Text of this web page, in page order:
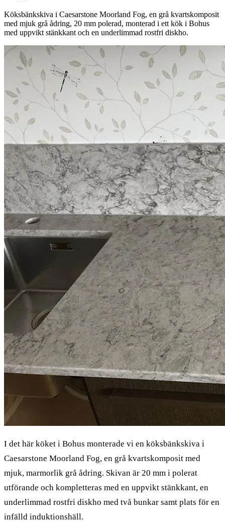
Köksbänkskiva i Caesarstone Moorland Fog, en grå kvartskomposit
med mjuk grå ådring, 20 mm polerad, monterad i ett kök i Bohus
med uppvikt stänkkant och en underlimmad rostfri diskho.
I det här köket i Bohus monterade vi en köksbänkskiva i
Caesarstone Moorland Fog, en grå kvartskomposit med
mjuk, marmorlik grå ådring. Skivan är 20 mm i polerat
utförande och kompletteras med en uppvikt stänkkant, en
underlimmad rostfri diskho med två bunkar samt plats för en
infälld induktionshäll.